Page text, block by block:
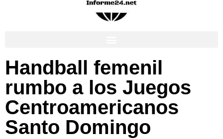
Handball femenil
rumbo a los Juegos
Centroamericanos
Santo Domingo